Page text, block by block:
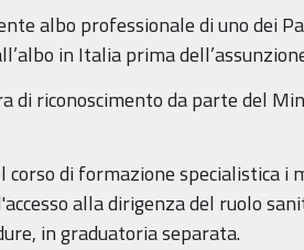
albo professionale di uno dei
in Italia prima
di riconoscimento da parte del
di formazione specialistica i
alla dirigenza del ruolo
in graduatoria separata.